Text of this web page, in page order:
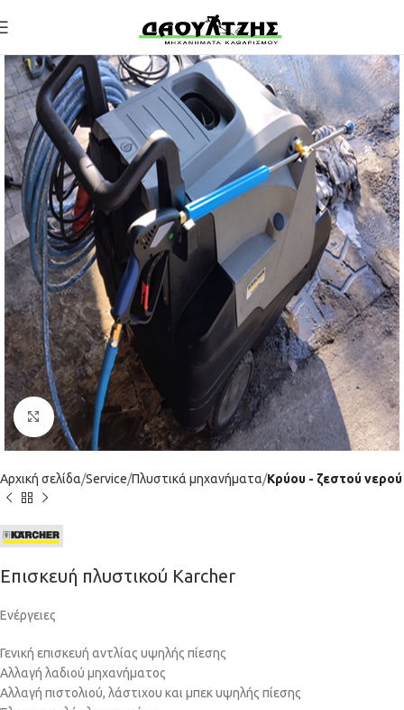
Click to enlarge
Αρχική σελίδα Service Πλυστικά μηχανήματα Κρύου - ζεστού νερού
Επισκευή πλυστικού Karcher
Ενέργειες
Γενική επισκευή αντλίας υψηλής πίεσης
Αλλαγή λαδιού μηχανήματος
Αλλαγή πιστολιού, λάστιχου και μπεκ υψηλής πίεσης